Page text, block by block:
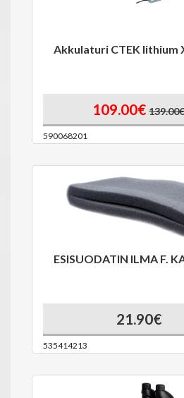
Akkulaturi CTEK lithium
109.00€
590068201
ESISUODATIN ILMA F.
21.90€
535414213